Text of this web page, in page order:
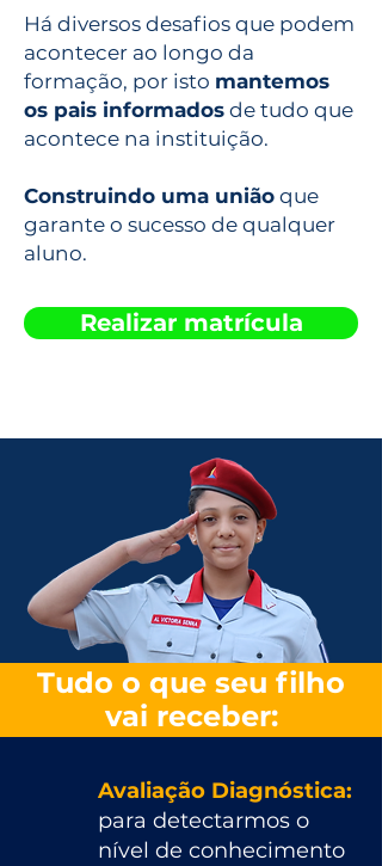
Há diversos desafios que podem
acontecer ao longo da
formação, por isto mantemos
os pais informados de tudo que
acontece na instituição.
Construindo uma união que
garante o sucesso de qualquer
aluno.
Realizar matrícula
Tudo o que seu filho
vai receber:
Avaliação Diagnóstica:
para detectarmos o
nível de conhecimento